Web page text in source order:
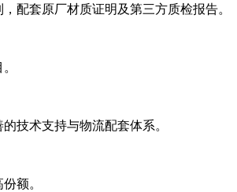
配套原厂材质证明及第三方质检报告。
技术支持与物流配套体系。
额。